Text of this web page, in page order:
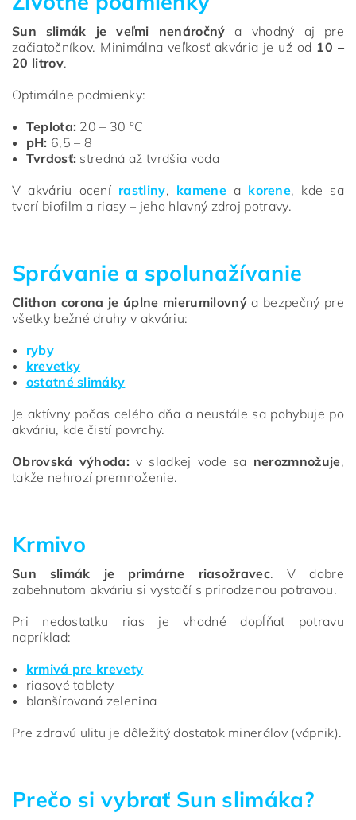
Sun slimák je veľmi nenáročný a vhodný aj pre
začiatočníkov. Minimálna veľkosť akvária je už od 10 –
20 litrov.
Optimálne podmienky:
Teplota: 20 – 30 °C
pH: 6,5 – 8
Tvrdosť: stredná až tvrdšia voda
V akváriu ocení rastliny, kamenea korene, kde sa
tvorí biofilm a riasy – jeho hlavný zdroj potravy.
Správanie a spolunažívanie
Clithon corona je úplne mierumilovnýa bezpečný pre
všetky bežné druhy v akváriu:
ryby
krevetky
ostatné slimáky
Je aktívny počas celého dňa a neustále sa pohybuje po
akváriu, kde čistí povrchy.
Obrovská výhoda: v sladkej vode sa nerozmnožuje,
takže nehrozí premnoženie.
Krmivo
Sun slimák je primárne riasožravec. V dobre
zabehnutom akváriu si vystačí s prirodzenou potravou.
Pri nedostatku rias je vhodné dopĺňať potravu
napríklad:
krmivá pre krevety
riasové tablety
blanšírovaná zelenina
Pre zdravú ulitu je dôležitý dostatok minerálov (vápnik).
Prečo si vybrať Sun slimáka?